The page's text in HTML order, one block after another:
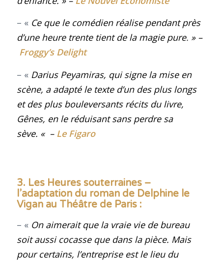
– « Ce que le comédien réalise pendant près
d’une heure trente tient de la magie pure. » –
Froggy’s Delight
– « Darius Peyamiras, qui signe la mise en
scène, a adapté le texte d’un des plus longs
et des plus bouleversants récits du livre,
Gênes, en le réduisant sans perdre sa
sève. « – Le Figaro
3. Les Heures souterraines –
l’adaptation du roman de Delphine le
Vigan au Théâtre de Paris :
– « On aimerait que la vraie vie de bureau
soit aussi cocasse que dans la pièce. Mais
pour certains, l’entreprise est le lieu du